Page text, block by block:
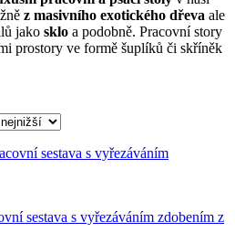
z masivního exotického dřeva ale
jako sklo a podobně. Pracovní story
prostory ve formě šuplíků či skříněk
sestava s vyřezáváním zdobením z